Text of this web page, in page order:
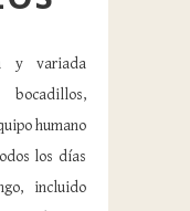
y variada
humano
los días
incluido